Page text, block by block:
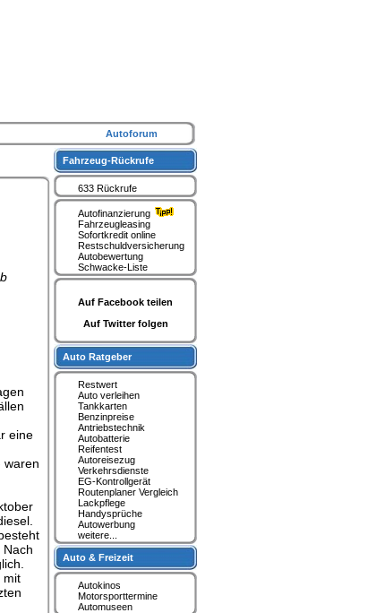
eine
waren
mit
Fahrzeug-Rückrufe
633 Rückrufe
Autofinanzierung
Fahrzeugleasing
Sofortkredit online
Restschuldversicherung
Autobewertung
Schwacke-Liste
Auf Facebook teilen
Auf Twitter folgen
Auto Ratgeber
Restwert
Auto verleihen
Tankkarten
Benzinpreise
Antriebstechnik
Autobatterie
Reifentest
Autoreisezug
Verkehrsdienste
EG-Kontrollgerät
Routenplaner Vergleich
Lackpflege
Handysprüche
Autowerbung
weitere...
Auto & Freizeit
Autokinos
Motorsporttermine
Automuseen
Autoforum